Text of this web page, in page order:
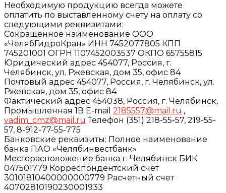
Необходимую продукцию всегда можете
оплатить по выставленному счету на оплату со
следующими реквизитами:
Сокращенное наименование ООО
«ЧелябГидроКран» ИНН 7452077805 КПП
745201001 ОГРН 1107452003537 ОКПО 65755815
Юридический адрес 454077, Россия, г.
Челябинск, ул. Ржевская, дом 35, офис 84
Почтовый адрес 454077, Россия, г. Челябинск, ул.
Ржевская, дом 35, офис 84
Фактический адрес 454038, Россия, г. Челябинск,
Промышленная 1В E-mail 2185557@mail.ru ,
vadim_cmz@mail.ru Телефон (351) 218-55-57, 219-55-
57, 8-912-77-55-775
Банковские реквизиты: Полное наименование
банка ПАО «Челябинвестбанк»
Месторасположение банка г. Челябинск БИК
047501779 Корреспондентский счет
30101810400000000779 Расчетный счет
40702810190230001933